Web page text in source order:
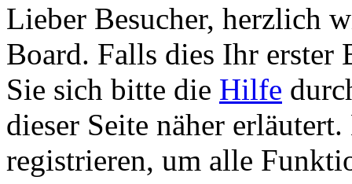
Lieber Besucher, herzlich
Board. Falls dies Ihr erster
Sie sich bitte die Hilfe
dieser Seite näher
registrieren, um alle